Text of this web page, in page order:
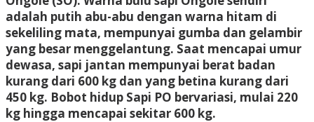
adalah putih abu-abu dengan warna hitam di
sekeliling mata, mempunyai gumba dan gelambir
yang besar menggelantung. Saat mencapai umur
dewasa, sapi jantan mempunyai berat badan
kurang dari 600 kg dan yang betina kurang dari
450 kg. Bobot hidup Sapi PO bervariasi, mulai 220
kg hingga mencapai sekitar 600 kg.